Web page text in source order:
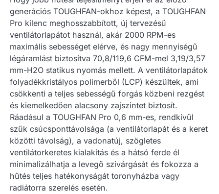
generációs TOUGHFAN-okhoz képest, a TOUGHFAN
Pro kilenc meghosszabbított, új tervezésű
ventilátorlapátot használ, akár 2000 RPM-es
maximális sebességet elérve, és nagy mennyiségű
légáramlást biztosítva 70,8/119,6 CFM-mel 3,19/3,57
mm-H2O statikus nyomás mellett. A ventilátorlapátok
folyadékkristályos polimerből (LCP) készültek, ami
csökkenti a teljes sebességű forgás közbeni rezgést
és kiemelkedően alacsony zajszintet biztosít.
Ráadásul a TOUGHFAN Pro 0,6 mm-es, rendkívül
szűk csúcsponttávolsága (a ventilátorlapát és a keret
közötti távolság), a vadonatúj, szögletes
ventilátorkeretes kialakítás és a hátsó ferde él
minimalizálhatja a levegő szivárgását és fokozza a
hűtés teljes hatékonyságát toronyházba vagy
radiátorra szerelés esetén.